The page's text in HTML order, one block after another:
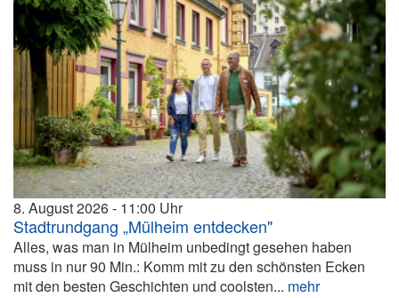
8. August 2026 11:00
Stadtrundgang „Mülheim entdecken"
Alles, was man in Mülheim unbedingt gesehen haben
muss in nur 90 Min.: Komm mit zu den schönsten Ecken
mit den besten Geschichten und coolsten... mehr